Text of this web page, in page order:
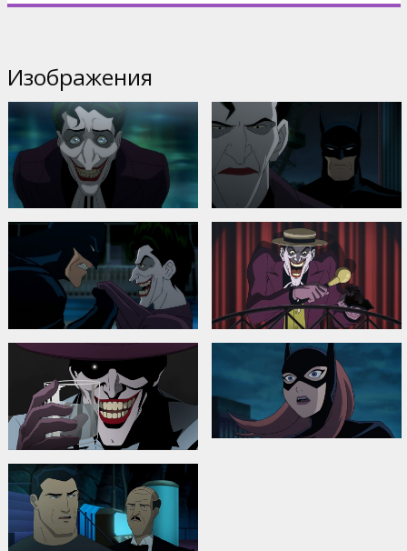
Изображения